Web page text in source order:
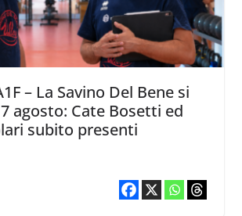
– La Savino Del Bene si
agosto: Cate Bosetti ed
subito presenti